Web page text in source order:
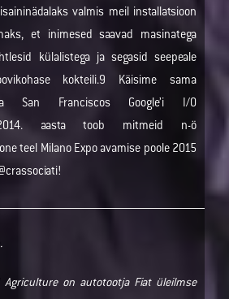
valmis meil installatsioon
et inimesed saavad masinatega
külalistega ja segasid seepeale
kokteili.9 Käisime sama
San Franciscos Google’i I/O
2014. aasta toob mitmeid n-ö
teel Milano Expo avamise poole 2015
Agriculture on autotootja Fiat üleilmse